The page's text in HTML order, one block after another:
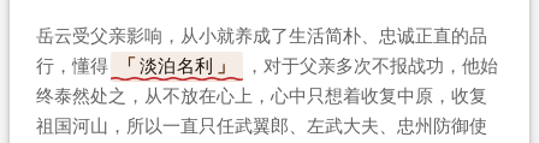
岳云受父亲影响，从小就养成了生活简朴、忠诚正直的品
行，懂得
淡泊名利
，对于父亲多次不报战功，他始
终泰然处之，从不放在心上，心中只想着收复中原，收复
祖国河山，所以一直只任武翼郎、左武大夫、忠州防御使